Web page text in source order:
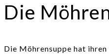
Die
Die Möhrensuppe hat